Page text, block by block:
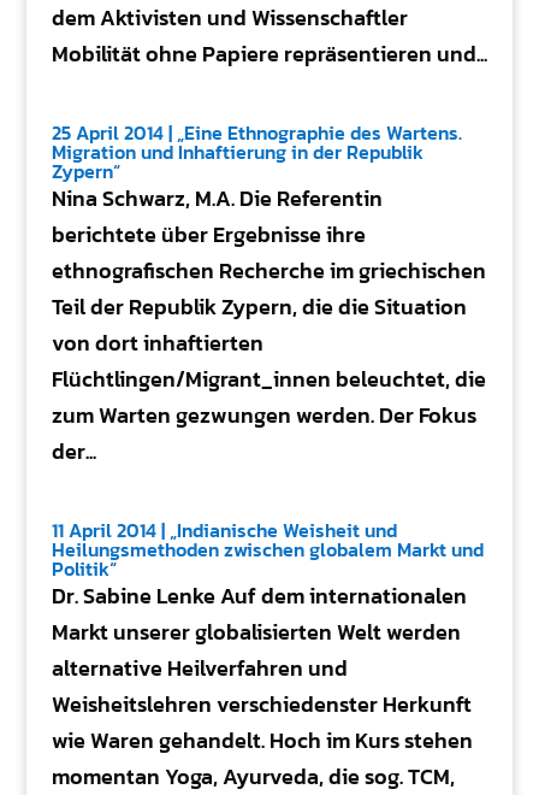
dem Aktivisten und Wissenschaftler
Mobilität ohne Papiere repräsentieren und...
25 April 2014 | „Eine Ethnographie des Wartens.
Migration und Inhaftierung in der Republik
Zypern“
Nina Schwarz, M.A. Die Referentin
berichtete über Ergebnisse ihre
ethnografischen Recherche im griechischen
Teil der Republik Zypern, die die Situation
von dort inhaftierten
Flüchtlingen/Migrant_innen beleuchtet, die
zum Warten gezwungen werden. Der Fokus
der...
11 April 2014 | „Indianische Weisheit und
Heilungsmethoden zwischen globalem Markt und
Politik“
Dr. Sabine Lenke Auf dem internationalen
Markt unserer globalisierten Welt werden
alternative Heilverfahren und
Weisheitslehren verschiedenster Herkunft
wie Waren gehandelt. Hoch im Kurs stehen
momentan Yoga, Ayurveda, die sog. TCM,